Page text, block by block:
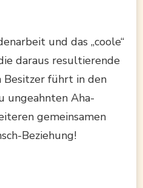
und das „coole“
daraus resultierende
Besitzer führt in den
ungeahnten Aha-
gemeinsamen
Beziehung!